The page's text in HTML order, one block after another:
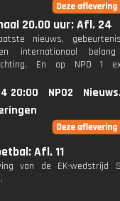
20.00 uur: Afl. 24
nieuws,
internationaal
En op NPO 1
20:00 NPO2
Afl. 11
van de EK-wedstrijd